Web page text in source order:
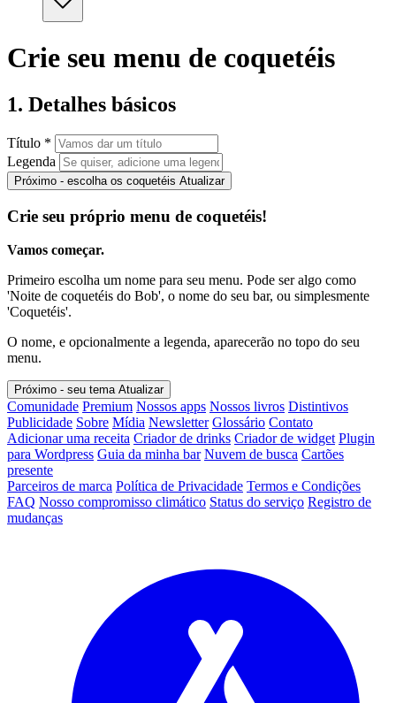
Crie seu menu de coquetéis
1. Detalhes básicos
Título *
Legenda
Próximo - escolha os coquetéis Atualizar
Crie seu próprio menu de coquetéis!
Vamos começar.
Primeiro escolha um nome para seu menu. Pode ser algo como
'Noite de coquetéis do Bob', o nome do seu bar, ou simplesmente
'Coquetéis'.
O nome, e opcionalmente a legenda, aparecerão no topo do seu
menu.
Próximo - seu tema Atualizar
Comunidade Premium Nossos apps Nossos livros Distintivos
Publicidade Sobre Mídia Newsletter Glossário Contato
Adicionar uma receita Criador de drinks Criador de widget Plugin
para Wordpress Guia da minha bar Nuvem de busca Cartões
presente
Parceiros de marca Política de Privacidade Termos e Condições
FAQ Nosso compromisso climático Status do serviço Registro de
mudanças